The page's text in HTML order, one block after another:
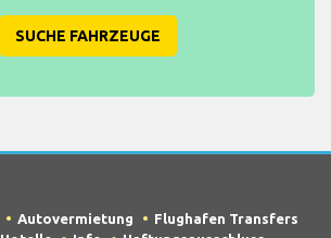
SUCHE FAHRZEUGE
Autovermietung
Flughafen Transfers